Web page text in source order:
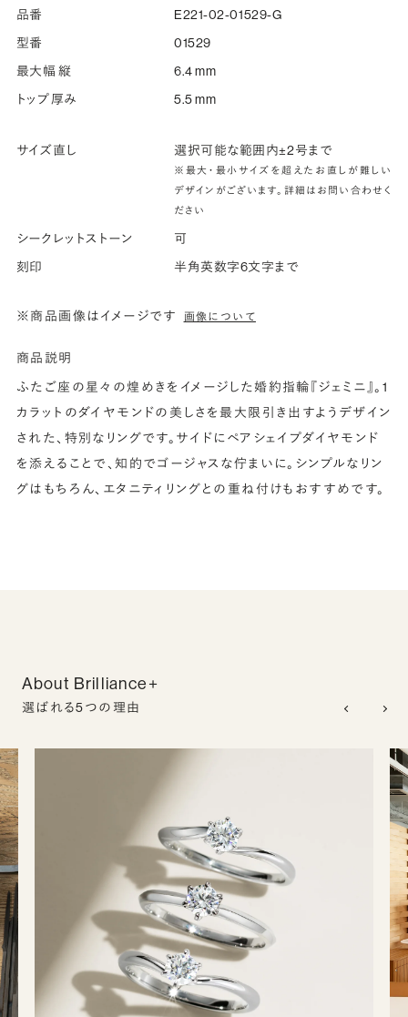
品番
E221-02-01529-G
型番
01529
最大幅 縦
6.4 mm
トップ厚み
5.5 mm
サイズ直し 選択可能な範囲内±2号まで
※最大・最小サイズを超えたお直しが難しい
デザインがございます。詳細はお問い合わせく
ださい
シークレットストーン
可
刻印
半角英数字6文字まで
※商品画像はイメージです 画像について
商品説明
ふたご座の星々の煌めきをイメージした婚約指輪『ジェミニ』。1
カラットのダイヤモンドの美しさを最大限引き出すようデザイン
された、特別なリングです。サイドにペアシェイプダイヤモンド
を添えることで、知的でゴージャスな佇まいに。シンプルなリン
グはもちろん、エタニティリングとの重ね付けもおすすめです。
About Brilliance+
選ばれる5つの理由